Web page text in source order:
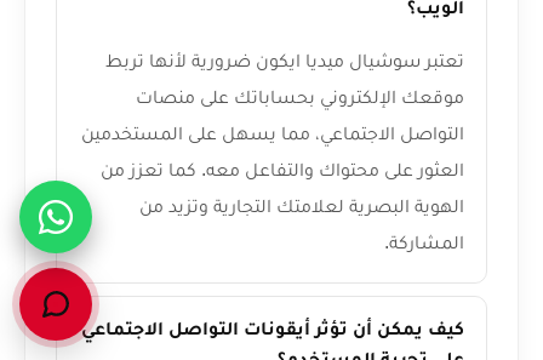
الويب؟
تعتبر سوشيال ميديا ايكون ضرورية لأنها تربط
موقعك الإلكتروني بحساباتك على منصات
التواصل الاجتماعي، مما يسهل على المستخدمين
العثور على محتواك والتفاعل معه. كما تعزز من
الهوية البصرية لعلامتك التجارية وتزيد من
المشاركة.
كيف يمكن أن تؤثر أيقونات التواصل الاجتماعي